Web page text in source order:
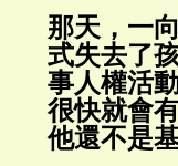
那天，一
式失去了
事人權活
很快就會
他還不是